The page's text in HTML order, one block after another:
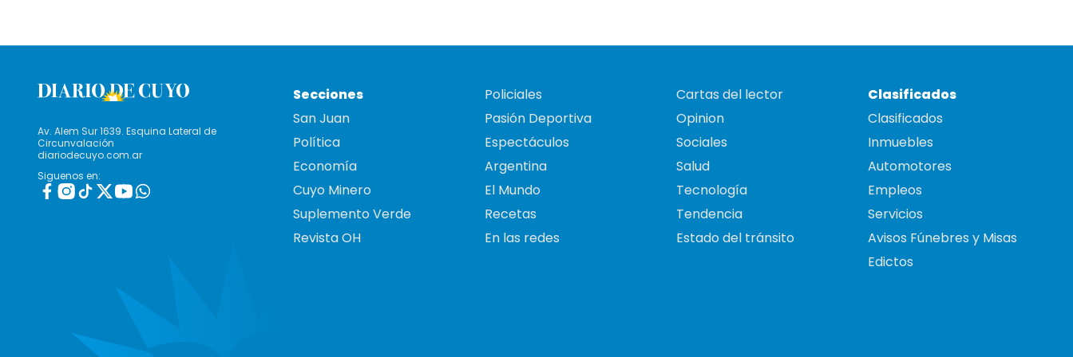
Av. Alem Sur 1639. Esquina Lateral de
Circunvalación
diariodecuyo.com.ar
Siguenos en:
Secciones
San Juan
Política
Economía
Cuyo Minero
Suplemento Verde
Revista OH
Policiales
Pasión Deportiva
Espectáculos
Argentina
El Mundo
Recetas
En las redes
Cartas del lector
Opinion
Sociales
Salud
Tecnología
Tendencia
Estado del tránsito
Clasificados
Clasificados
Inmuebles
Automotores
Empleos
Servicios
Avisos Fúnebres y Misas
Edictos